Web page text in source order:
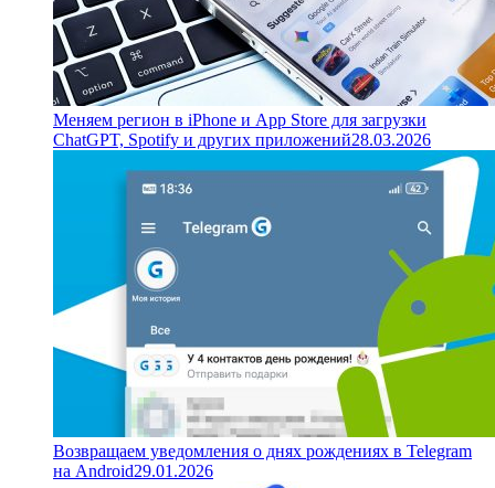
Меняем регион в iPhone и App Store для загрузки
ChatGPT, Spotify и других приложений28.03.2026
Возвращаем уведомления о днях рождениях в Telegram
на Android29.01.2026